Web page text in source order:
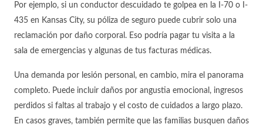
Por ejemplo, si un conductor descuidado te golpea en la I-70 o I-
435 en Kansas City, su póliza de seguro puede cubrir solo una
reclamación por daño corporal. Eso podría pagar tu visita a la
sala de emergencias y algunas de tus facturas médicas.
Una demanda por lesión personal, en cambio, mira el panorama
completo. Puede incluir daños por angustia emocional, ingresos
perdidos si faltas al trabajo y el costo de cuidados a largo plazo.
En casos graves, también permite que las familias busquen daños